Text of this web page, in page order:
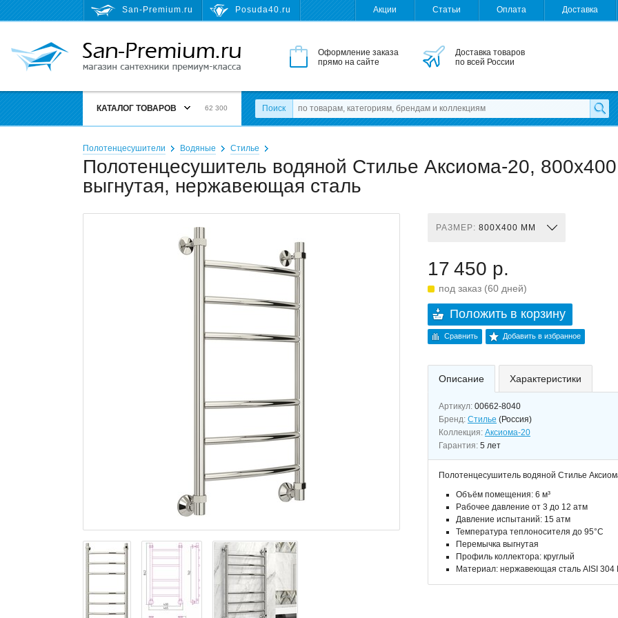
San-Premium.ru Posuda40.ru Акции Статьи Оплата Доставка
Оформление заказа
прямо на сайте
Доставка товаров
по всей России
КАТАЛОГ ТОВАРОВ 62 300 Поиск
Полотенцесушители Водяные Стилье
Полотенцесушитель водяной Стилье Аксиома-20,
выгнутая, нержавеющая сталь
РАЗМЕР: 800X400 ММ
17 450 р.
под заказ (60 дней)
Положить в корзину
Сравнить Добавить в избранное
Описание Характеристики
Артикул: 00662-8040
Бренд: Стилье (Россия)
Коллекция: Аксиома-20
Гарантия: 5 лет
Полотенцесушитель водяной Стилье
Объём помещения: 6 м³
Рабочее давление от 3 до 12 атм
Давление испытаний: 15 атм
Температура теплоносителя до 95°С
Перемычка выгнутая
Профиль коллектора: круглый
Материал: нержавеющая сталь AISI 304